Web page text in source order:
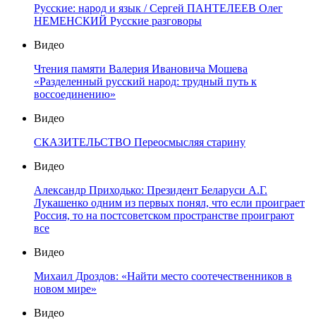
Русские: народ и язык / Сергей ПАНТЕЛЕЕВ Олег
НЕМЕНСКИЙ Русские разговоры
Видео
Чтения памяти Валерия Ивановича Мошева
«Разделенный русский народ: трудный путь к
воссоединению»
Видео
СКАЗИТЕЛЬСТВО Переосмысляя старину
Видео
Александр Приходько: Президент Беларуси А.Г.
Лукашенко одним из первых понял, что если проиграет
Россия, то на постсоветском пространстве проиграют
все
Видео
Михаил Дроздов: «Найти место соотечественников в
новом мире»
Видео